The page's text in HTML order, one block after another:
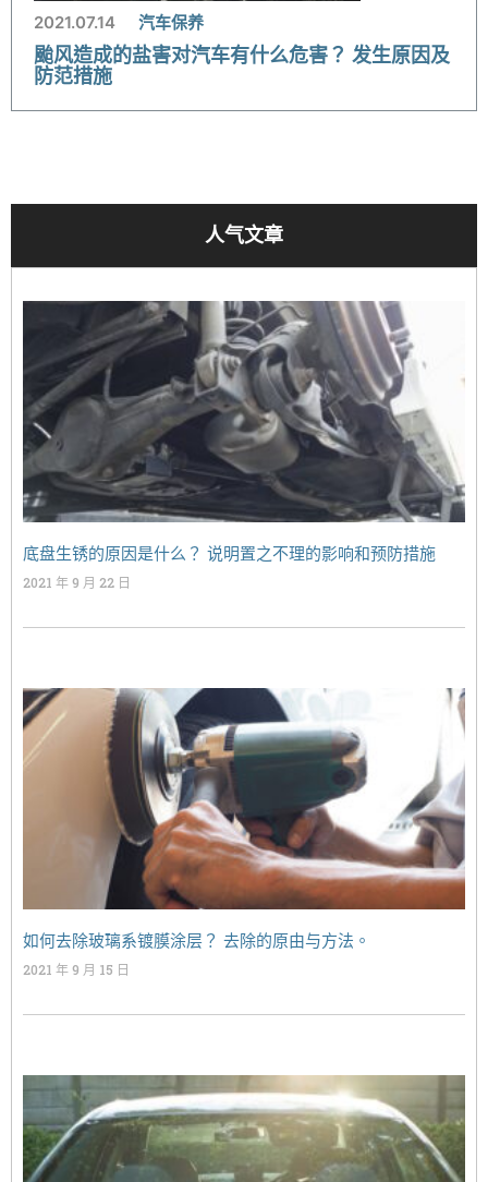
2021.07.14 汽车保养
颱风造成的盐害对汽车有什么危害？ 发生原因及
防范措施
人气文章
底盘生锈的原因是什么？ 说明置之不理的影响和预防措施
2021 年 9 月 22 日
如何去除玻璃系镀膜涂层？ 去除的原由与方法。
2021 年 9 月 15 日